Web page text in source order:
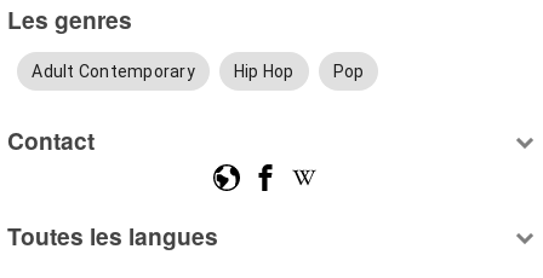
Les genres
Adult Contemporary Hip Hop Pop
Contact
Toutes les langues